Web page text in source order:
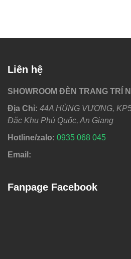
Liên hệ
SHOWROOM ĐÈN TRANG TRÍ
Địa Chỉ: 44A HÙNG VƯƠNG,
Đặc Khu Phú Quốc, An Giang
Hotline/zalo: 0935 068 045
Email:
Fanpage Facebook